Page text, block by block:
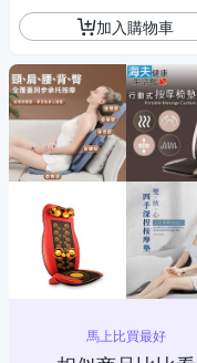
加入購物車
馬上比買最好